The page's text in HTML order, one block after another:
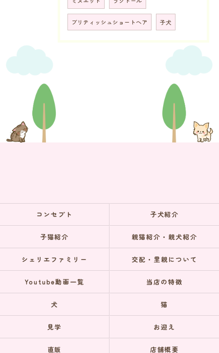
ブリティッシュショートヘア 子犬
コンセプト 子犬紹介
子猫紹介 親猫紹介・親犬紹介
シェリエファミリー 交配・里親について
Youtube動画一覧 当店の特徴
犬 猫
見学 お迎え
直販 店舗概要